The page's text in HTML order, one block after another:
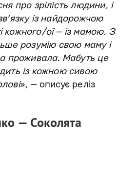
про зрілість людини, і
із найдорожчою
кожного/ої — із мамою. З
розумію свою маму і
проживала. Мабуть це
із кожною сивою
», — описує реліз
— Соколята